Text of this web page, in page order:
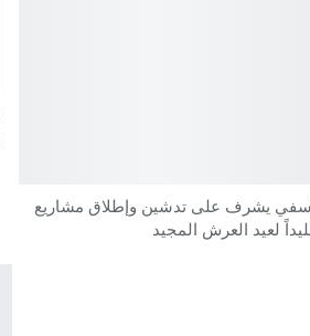
يشرف على تدشين وإطلاق مشاريع
لعيد العرش المجيد